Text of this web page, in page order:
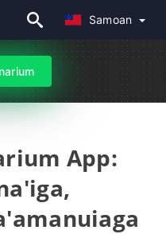
Samoan
App: